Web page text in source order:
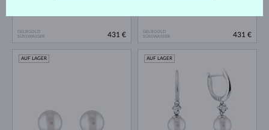
GELBGOLD
SÜSSWASSER
431 €
GELBGOLD
SÜSSWASSER
431 €
AUF LAGER AUF LAGER